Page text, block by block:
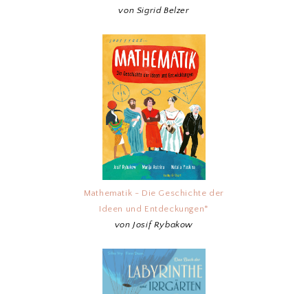
von Sigrid Belzer
Mathematik - Die Geschichte der
Ideen und Entdeckungen*
von Josif Rybakow